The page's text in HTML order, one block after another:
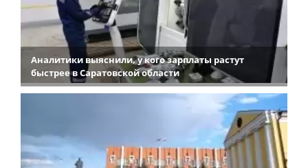
Аналитики выяснили, у кого зарплаты растут
быстрее в Саратовской области